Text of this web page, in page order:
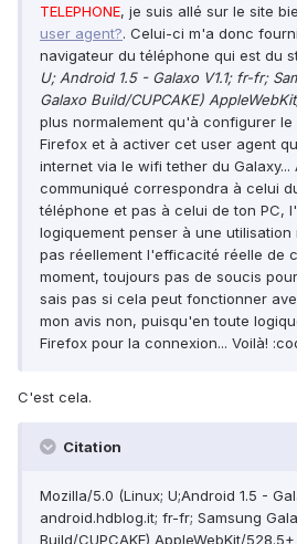
TELEPHONE, je suis allé sur le site
user agent?. Celui-ci m'a donc
navigateur du téléphone qui est du
U; Android 1.5 - Galaxo V1.1; fr-fr;
Galaxo Build/CUPCAKE)
plus normalement qu'à configurer le
Firefox et à activer cet user agent
internet via le wifi tether du Galaxy...
communiqué correspondra à celui
téléphone et pas à celui de ton PC,
logiquement penser à une
pas réellement l'efficacité réelle de
moment, toujours pas de soucis
sais pas si cela peut fonctionner
mon avis non, puisqu'en toute
Firefox pour la connexion... Voilà!
C'est cela.
Citation
Mozilla/5.0 (Linux; U;Android 1.5 -
android.hdblog.it; fr-fr; Samsung
Build/CUPCAKE) AppleWebKit/